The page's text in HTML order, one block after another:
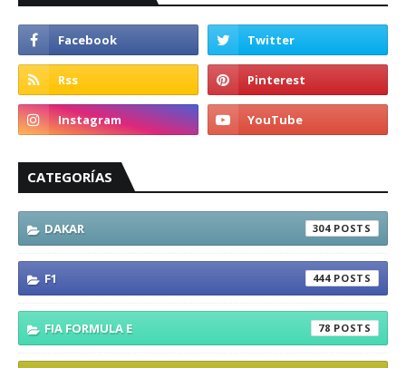
CATEGORÍAS
DAKAR 304
F1 444
FIA FORMULA E 78